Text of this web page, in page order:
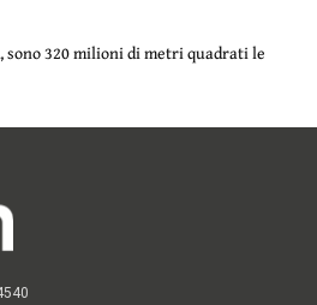
sono 320 milioni di metri quadrati le